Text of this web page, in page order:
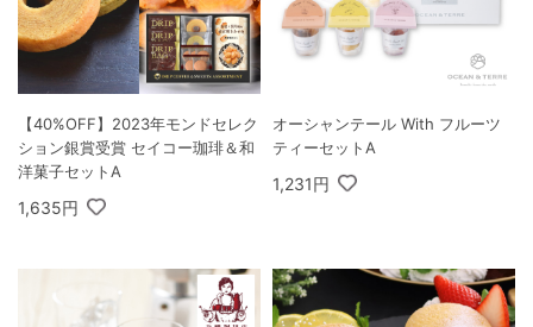
【40%OFF】2023年モンドセレク
ション銀賞受賞 セイコー珈琲＆和
洋菓子セットA
1,635円
オーシャンテール With フルーツ
ティーセットA
1,231円